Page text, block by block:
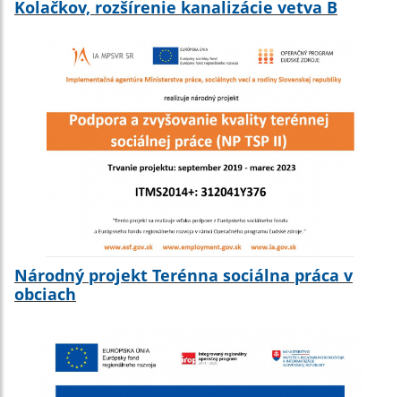
Kolačkov, rozšírenie kanalizácie vetva B
Národný projekt Terénna sociálna práca v
obciach